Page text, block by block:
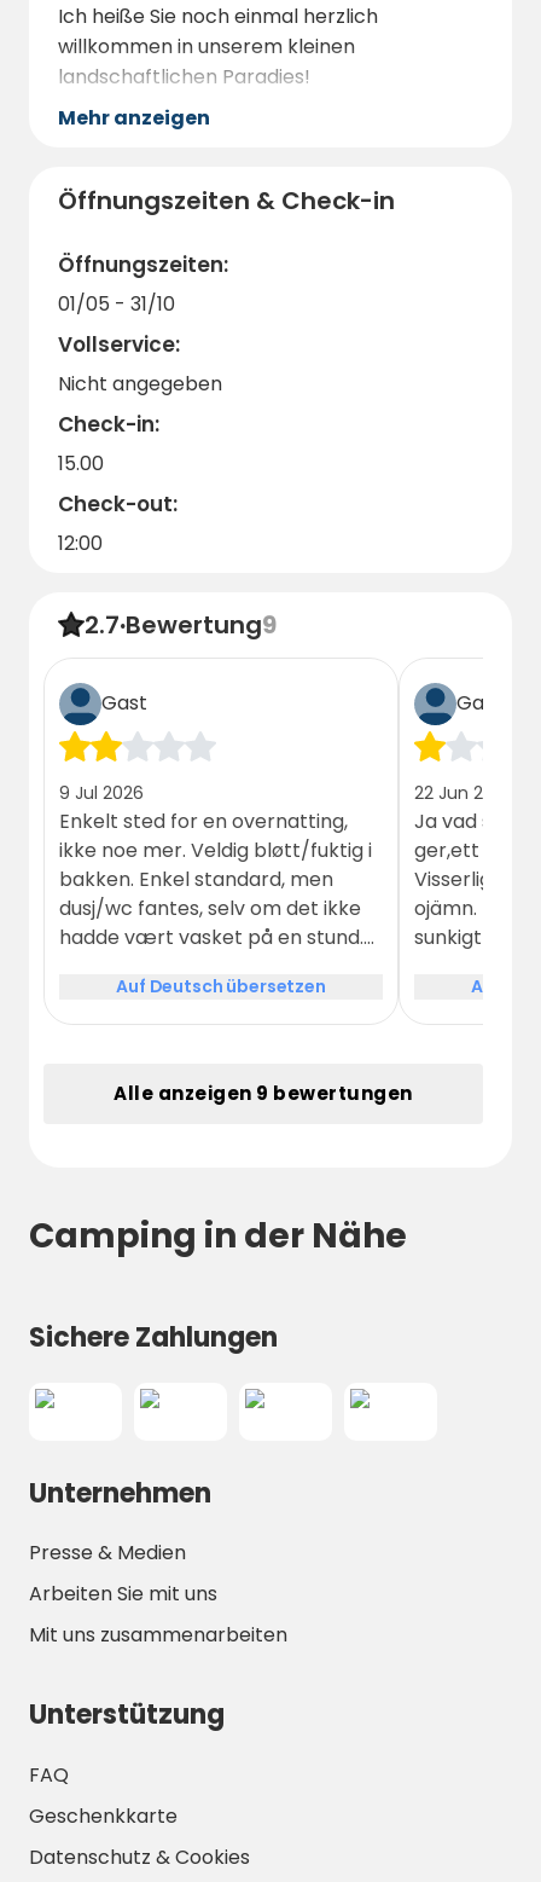
Ich heiße Sie noch einmal herzlich
willkommen in unserem kleinen
landschaftlichen Paradies!
Mehr anzeigen
Öffnungszeiten & Check-in
Öffnungszeiten:
01/05 - 31/10
Vollservice:
Nicht angegeben
Check-in:
15.00
Check-out:
12:00
2.7·Bewertung9
Gast
9 Jul 2026
Enkelt sted for en overnatting,
ikke noe mer. Veldig bløtt/fuktig i
bakken. Enkel standard, men
dusj/wc fantes, selv om det ikke
hadde vært vasket på en stund.
Auf Deutsch übersetzen
Gast
22 Jun 2026
Ja vad ska
ger,ett
Visserligen
ojämn.
sunkigt
känsla av
man betalar
Auf
Alle anzeigen 9 bewertungen
Camping in der Nähe
Sichere Zahlungen
Unternehmen
Presse & Medien
Arbeiten Sie mit uns
Mit uns zusammenarbeiten
Unterstützung
FAQ
Geschenkkarte
Datenschutz & Cookies